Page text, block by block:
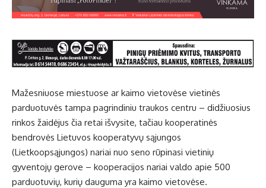
Mažesniuose miestuose ar kaimo vietovėse vietinės
parduotuvės tampa pagrindiniu traukos centru – didžiuosius
rinkos žaidėjus čia retai išvysite, tačiau kooperatinės
bendrovės Lietuvos kooperatyvų sąjungos
(Lietkoopsąjungos) nariai nuo seno rūpinasi vietinių
gyventojų gerove – kooperacijos nariai valdo apie 500
parduotuvių, kurių dauguma yra kaimo vietovėse.